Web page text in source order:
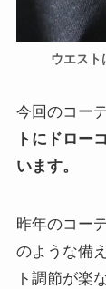
ウエスト
今回のコー
トにドロー
います。
昨年のコー
のような備
ト調節が楽